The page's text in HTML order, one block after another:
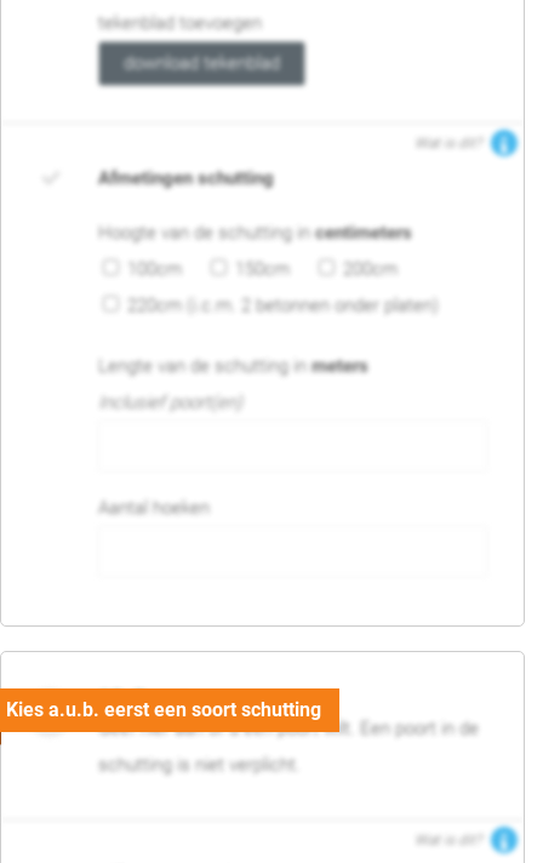
tekenblad toevoegen
download tekenblad
Wat is dit?
Afmetingen schutting
Hoogte van de schutting incentimeters
100cm
150cm
200cm
220cm (i.c.m. 2 betonnen onder platen)
Lengte van de schutting inmeters
Inclusief poort(en)
Aantal hoeken
05. Poort
Geef hier aan of u een poort wilt. Een poort in de
schutting is niet verplicht.
Wat is dit?